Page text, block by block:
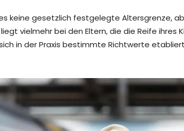
keine gesetzlich festgelegte Altersgrenze,
vielmehr bei den Eltern, die die Reife
in der Praxis bestimmte Richtwerte